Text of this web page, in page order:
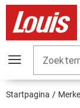
Startpagina